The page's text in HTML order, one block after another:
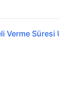
Süresi